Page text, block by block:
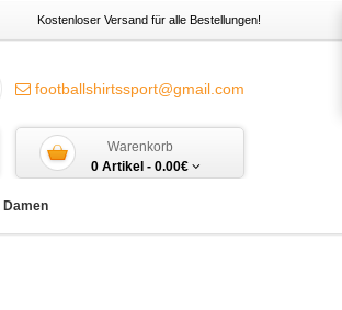
Kostenloser Versand für alle Bestellungen!
footballshirtssport@gmail.com
Warenkorb
0 Artikel - 0.00€
Damen